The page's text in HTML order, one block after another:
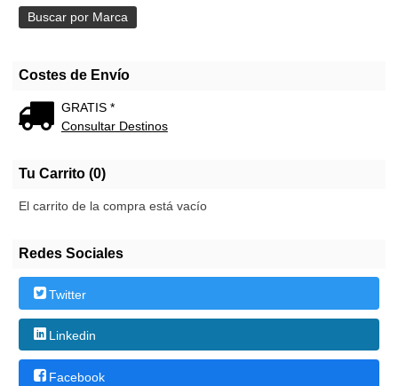
Costes de Envío
GRATIS *
Consultar Destinos
Tu Carrito (0)
El carrito de la compra está vacío
Redes Sociales
Twitter
Linkedin
Facebook